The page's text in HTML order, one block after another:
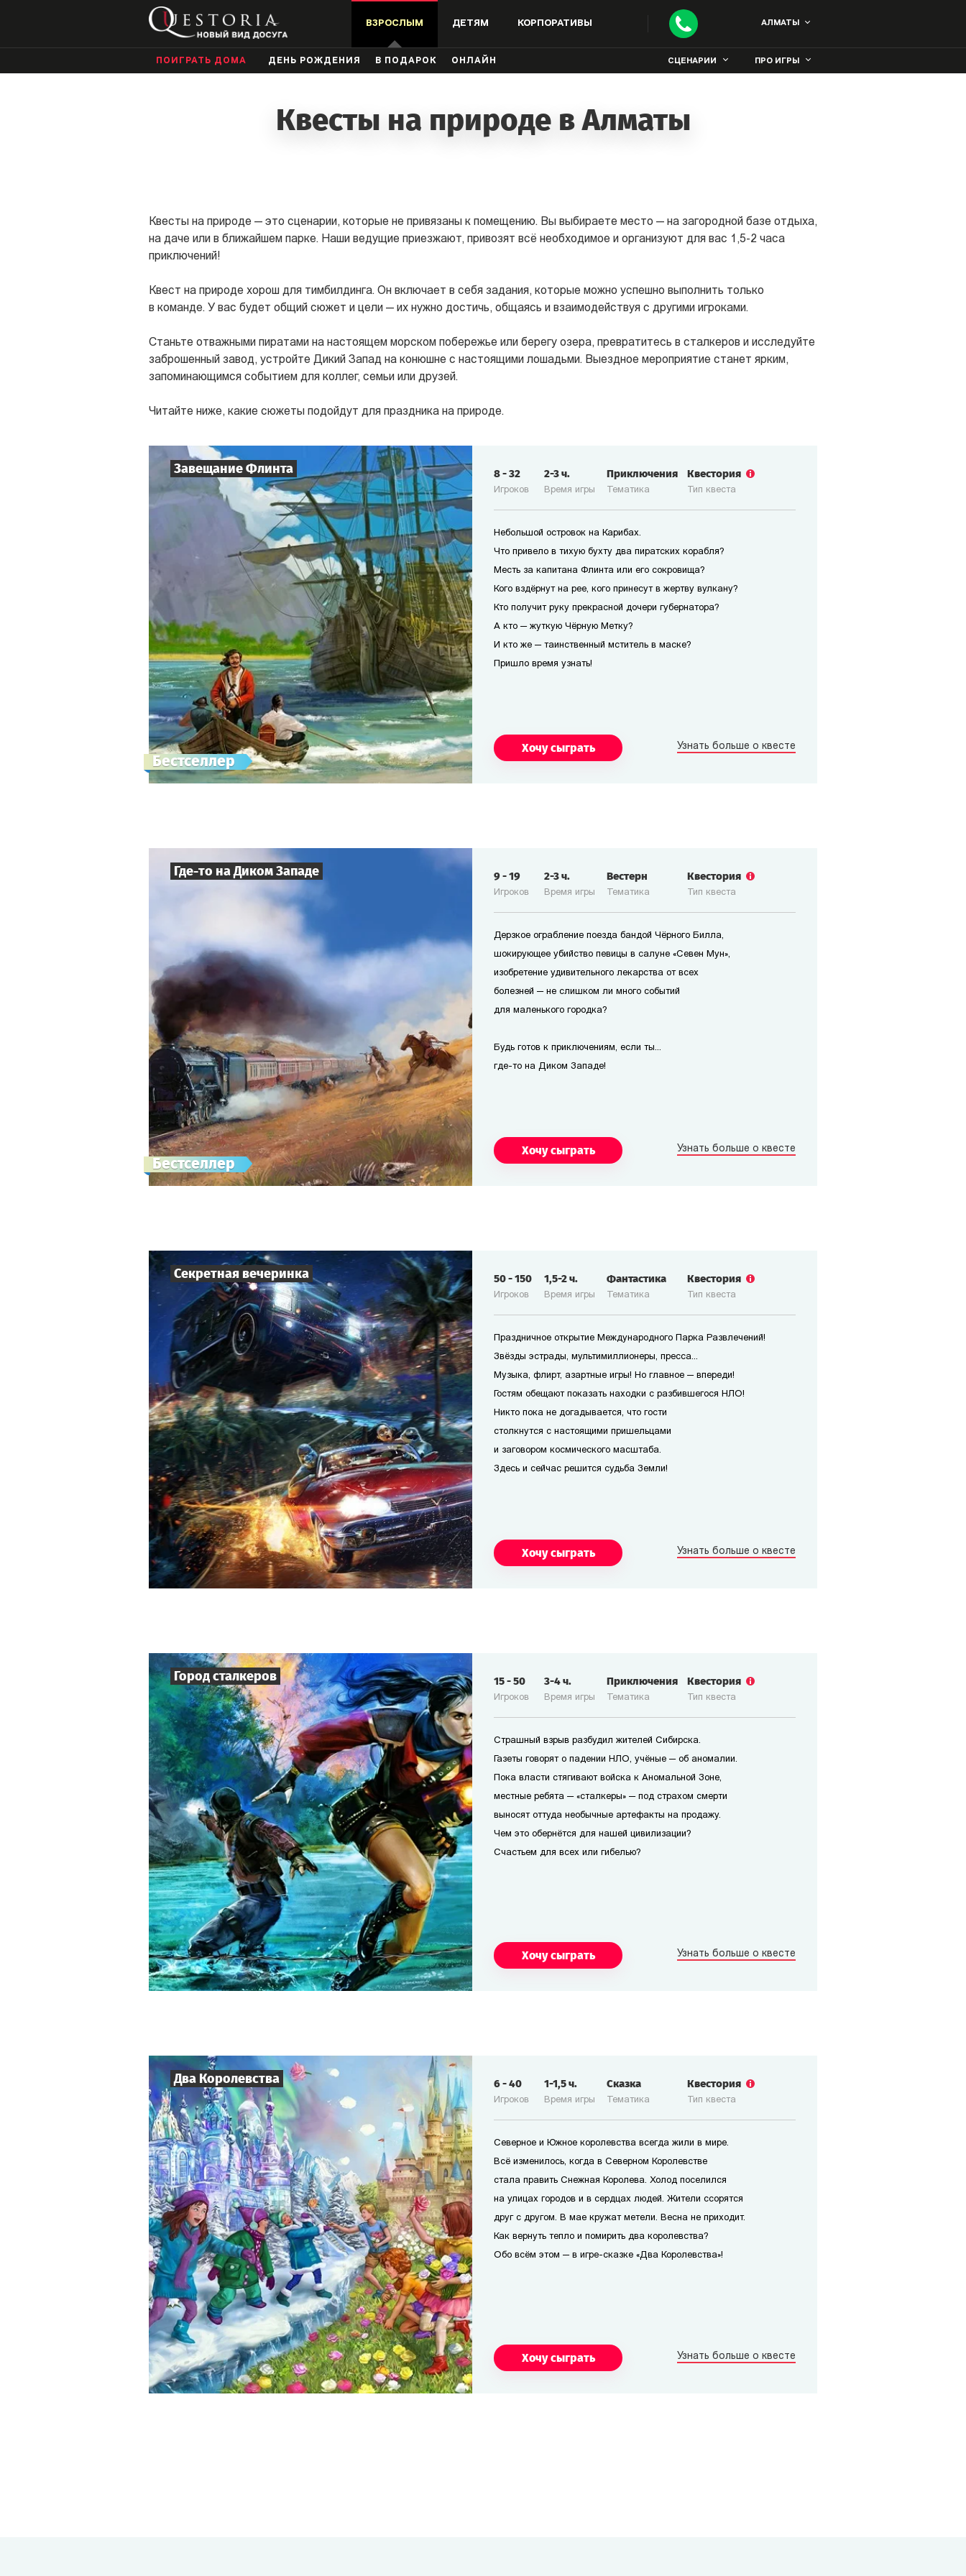
ВЗРОСЛЫМ ДЕТЯМ КОРПОРАТИВЫ АЛМАТЫ
ПОИГРАТЬ ДОМА ДЕНЬ РОЖДЕНИЯ В ПОДАРОК ОНЛАЙН СЦЕНАРИИ ПРО ИГРЫ
Квесты на природе в Алматы
Квесты на природе — это сценарии, которые не привязаны к помещению. Вы выбираете место — на загородной базе отдыха,
на даче или в ближайшем парке. Наши ведущие приезжают, привозят всё необходимое и организуют для вас 1,5-2 часа
приключений!
Квест на природе хорош для тимбилдинга. Он включает в себя задания, которые можно успешно выполнить только
в команде. У вас будет общий сюжет и цели — их нужно достичь, общаясь и взаимодействуя с другими игроками.
Станьте отважными пиратами на настоящем морском побережье или берегу озера, превратитесь в сталкеров и исследуйте
заброшенный завод, устройте Дикий Запад на конюшне с настоящими лошадьми. Выездное мероприятие станет ярким,
запоминающимся событием для коллег, семьи или друзей.
Читайте ниже, какие сюжеты подойдут для праздника на природе.
Завещание Флинта
Бестселлер
Игроков
8-32
Время игры
2-3ч.
Тематика
Приключения
Тип квеста
Квестория
Небольшой островок на Карибах.
Что привело в тихую бухту два пиратских корабля?
Месть за капитана Флинта или его сокровища?
Кого вздёрнут на рее, кого принесут в жертву вулкану?
Кто получит руку прекрасной дочери губернатора?
А кто — жуткую Чёрную Метку?
И кто же — таинственный мститель в маске?
Пришло время узнать!
Хочу сыграть Узнать больше о квесте
Где-то на Диком Западе
Бестселлер
Игроков
9-19
Время игры
2-3ч.
Тематика
Вестерн
Тип квеста
Квестория
Дерзкое ограбление поезда бандой Чёрного Билла,
шокирующее убийство певицы в салуне «Севен Мун»,
изобретение удивительного лекарства от всех
болезней — не слишком ли много событий
для маленького городка?
Будь готов к приключениям, если ты...
где-то на Диком Западе!
Хочу сыграть Узнать больше о квесте
Секретная вечеринка
Игроков
50-150
Время игры
1,5-2ч.
Тематика
Фантастика
Тип квеста
Квестория
Праздничное открытие Международного Парка Развлечений!
Звёзды эстрады, мультимиллионеры, пресса...
Музыка, флирт, азартные игры! Но главное — впереди!
Гостям обещают показать находки с разбившегося НЛО!
Никто пока не догадывается, что гости
столкнутся с настоящими пришельцами
и заговором космического масштаба.
Здесь и сейчас решится судьба Земли!
Хочу сыграть Узнать больше о квесте
Город сталкеров
Игроков
15-50
Время игры
3-4ч.
Тематика
Приключения
Тип квеста
Квестория
Страшный взрыв разбудил жителей Сибирска.
Газеты говорят о падении НЛО, учёные — об аномалии.
Пока власти стягивают войска к Аномальной Зоне,
местные ребята — «сталкеры» — под страхом смерти
выносят оттуда необычные артефакты на продажу.
Чем это обернётся для нашей цивилизации?
Счастьем для всех или гибелью?
Хочу сыграть Узнать больше о квесте
Два Королевства
Игроков
6-40
Время игры
1-1,5ч.
Тематика
Сказка
Тип квеста
Квестория
Северное и Южное королевства всегда жили в мире.
Всё изменилось, когда в Северном Королевстве
стала править Снежная Королева. Холод поселился
на улицах городов и в сердцах людей. Жители ссорятся
друг с другом. В мае кружат метели. Весна не приходит.
Как вернуть тепло и помирить два королевства?
Обо всём этом — в игре-сказке «Два Королевства»!
Хочу сыграть Узнать больше о квесте